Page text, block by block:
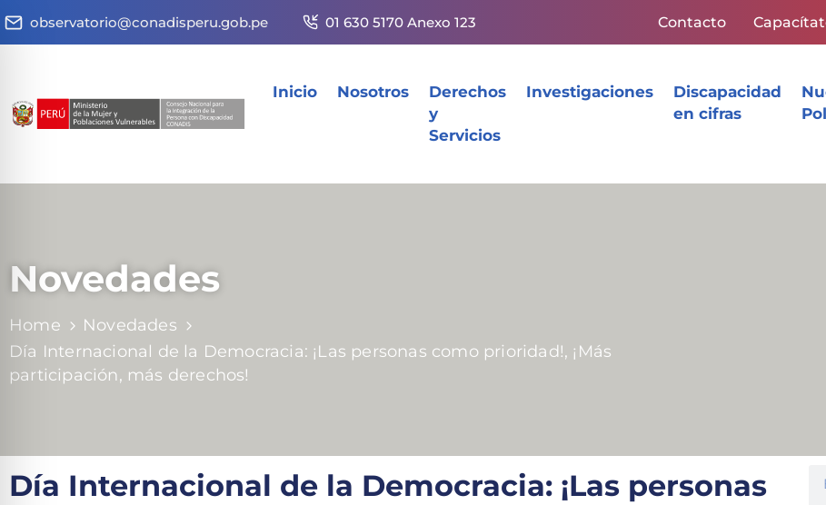
observatorio@conadisperu.gob.pe 01 630 5170 Anexo 123 Contacto
Inicio Nosotros
Derechos
y
Servicios
Investigaciones
Discapacidad
en cifras
Novedades
Home
Novedades
Día Internacional de la Democracia: ¡Las personas como prioridad!, ¡Más
participación, más derechos!
Día Internacional de la Democracia: ¡Las personas